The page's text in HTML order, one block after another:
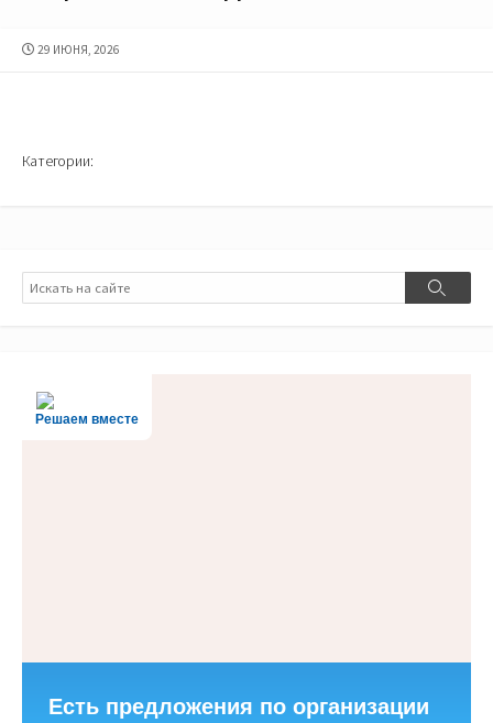
ДАТА
29 ИЮНЯ, 2026
Категории:
Поиск
Поиск
Решаем вместе
Есть предложения по организации